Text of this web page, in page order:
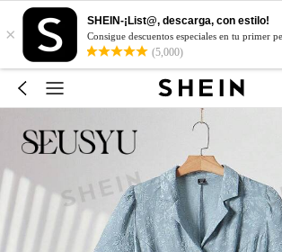
×
SHEIN-¡List@, descarga, con estilo!
Consigue descuentos especiales en tu primer
(5,000)